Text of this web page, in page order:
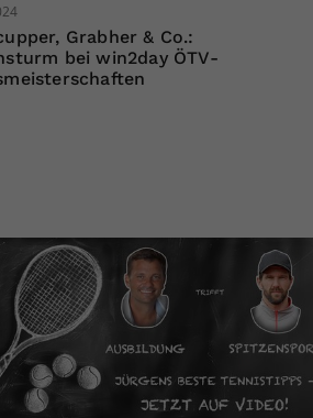
Grabher & Co.:
bei win2day ÖTV-